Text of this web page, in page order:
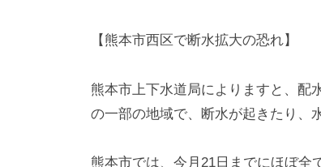
【熊本市西区で断水拡大の恐れ】
熊本市上下水道局によりますと、配
の一部の地域で、断水が起きたり、
熊本市では、今月21日までにほぼ全